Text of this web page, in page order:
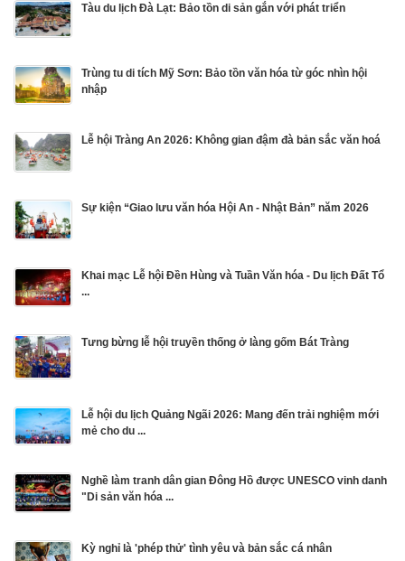
Tàu du lịch Đà Lạt: Bảo tồn di sản gắn với phát triển
Trùng tu di tích Mỹ Sơn: Bảo tồn văn hóa từ góc nhìn hội
nhập
Lễ hội Tràng An 2026: Không gian đậm đà bản sắc văn hoá
Sự kiện “Giao lưu văn hóa Hội An - Nhật Bản” năm 2026
Khai mạc Lễ hội Đền Hùng và Tuần Văn hóa - Du lịch Đất Tổ
...
Tưng bừng lễ hội truyền thống ở làng gốm Bát Tràng
Lễ hội du lịch Quảng Ngãi 2026: Mang đến trải nghiệm mới
mẻ cho du ...
Nghề làm tranh dân gian Đông Hồ được UNESCO vinh danh
"Di sản văn hóa ...
Kỳ nghỉ là 'phép thử' tình yêu và bản sắc cá nhân